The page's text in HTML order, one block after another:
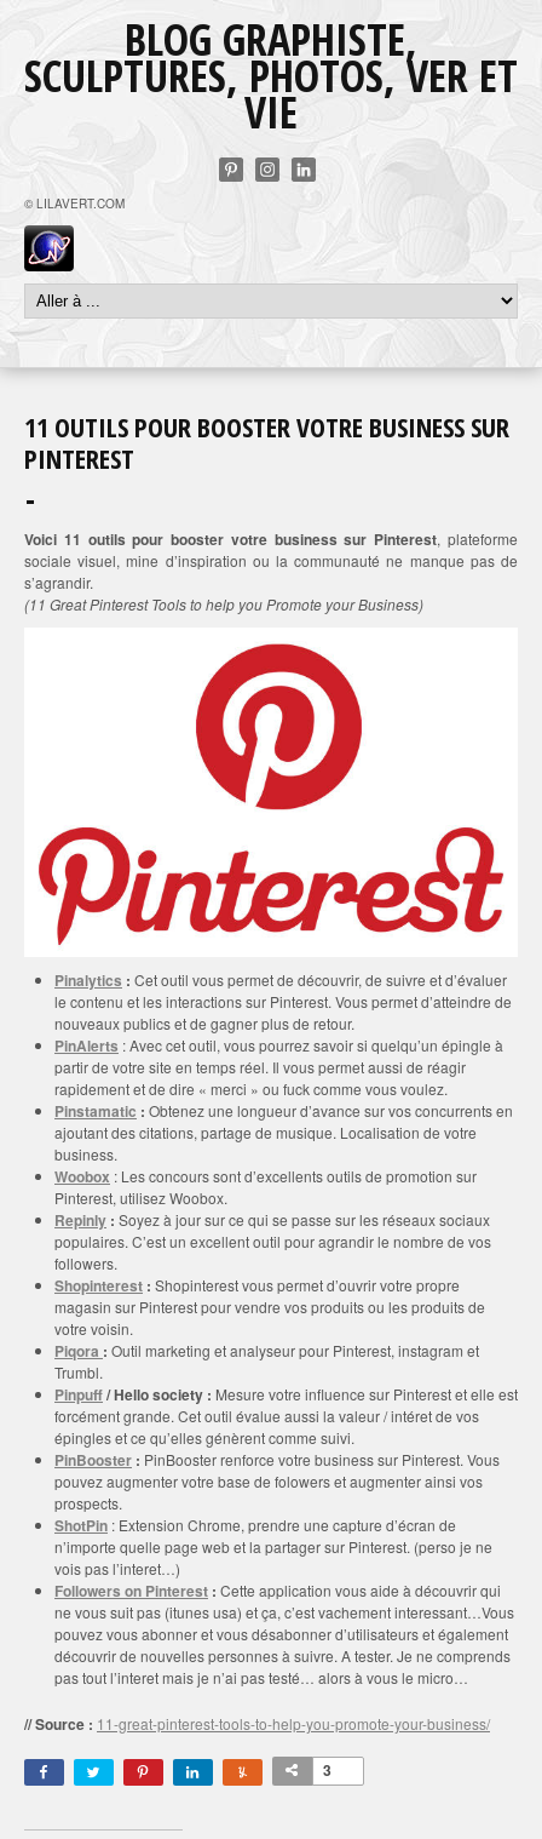
BLOG GRAPHISTE,
SCULPTURES, PHOTOS, VER ET
VIE
© LILAVERT.COM
11 OUTILS POUR BOOSTER VOTRE BUSINESS SUR
PINTEREST
Voici 11 outils pour booster votre business sur Pinterest, plateforme
sociale visuel, mine d’inspiration ou la communauté ne manque pas de
s’agrandir.
(11 Great Pinterest Tools to help you Promote your Business)
Pinalytics : Cet outil vous permet de découvrir, de suivre et d’évaluer
le contenu et les interactions sur Pinterest. Vous permet d’atteindre de
nouveaux publics et de gagner plus de retour.
PinAlerts : Avec cet outil, vous pourrez savoir si quelqu’un épingle à
partir de votre site en temps réel. Il vous permet aussi de réagir
rapidement et de dire « merci » ou fuck comme vous voulez.
Pinstamatic : Obtenez une longueur d’avance sur vos concurrents en
ajoutant des citations, partage de musique. Localisation de votre
business.
Woobox : Les concours sont d’excellents outils de promotion sur
Pinterest, utilisez Woobox.
Repinly : Soyez à jour sur ce qui se passe sur les réseaux sociaux
populaires. C’est un excellent outil pour agrandir le nombre de vos
followers.
Shopinterest : Shopinterest vous permet d’ouvrir votre propre
magasin sur Pinterest pour vendre vos produits ou les produits de
votre voisin.
Piqora : Outil marketing et analyseur pour Pinterest, instagram et
Trumbl.
Pinpuff/ Hello society : Mesure votre influence sur Pinterest et elle est
forcément grande. Cet outil évalue aussi la valeur / intéret de vos
épingles et ce qu’elles génèrent comme suivi.
PinBooster : PinBooster renforce votre business sur Pinterest. Vous
pouvez augmenter votre base de folowers et augmenter ainsi vos
prospects.
ShotPin : Extension Chrome, prendre une capture d’écran de
n’importe quelle page web et la partager sur Pinterest. (perso je ne
vois pas l’interet…)
Followers on Pinterest : Cette application vous aide à découvrir qui
ne vous suit pas (itunes usa) et ça, c’est vachement interessant…Vous
pouvez vous abonner et vous désabonner d’utilisateurs et également
découvrir de nouvelles personnes à suivre. A tester. Je ne comprends
pas tout l’interet mais je n’ai pas testé… alors à vous le micro…
// Source : 11-great-pinterest-tools-to-help-you-promote-your-business/
3